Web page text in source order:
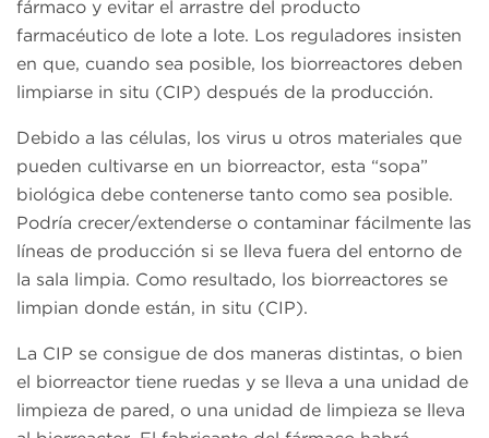
fármaco y evitar el arrastre del producto
farmacéutico de lote a lote. Los reguladores insisten
en que, cuando sea posible, los biorreactores deben
limpiarse in situ (CIP) después de la producción.
Debido a las células, los virus u otros materiales que
pueden cultivarse en un biorreactor, esta “sopa”
biológica debe contenerse tanto como sea posible.
Podría crecer/extenderse o contaminar fácilmente las
líneas de producción si se lleva fuera del entorno de
la sala limpia. Como resultado, los biorreactores se
limpian donde están, in situ (CIP).
La CIP se consigue de dos maneras distintas, o bien
el biorreactor tiene ruedas y se lleva a una unidad de
limpieza de pared, o una unidad de limpieza se lleva